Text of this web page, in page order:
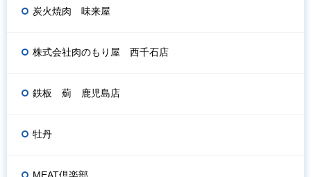
炭火焼肉 味来屋
株式会社肉のもり屋 西千石店
鉄板 薊 鹿児島店
牡丹